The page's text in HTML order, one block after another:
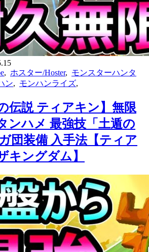
ホスター/Hoster, モンスターハンタ
ン モンハンライズ
伝説 ティアキン】無限
ンハメ 最強技「土遁の
団装備 入手法【ティア
キングダム】